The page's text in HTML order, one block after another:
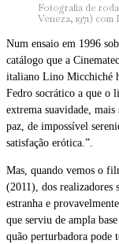
Fotografia de
Veneza, 1971)
Num ensaio em 1996
catálogo que a
italiano Lino Micchiché
Fedro socrático a que o
extrema suavidade,
paz, de impossível
satisfação erótica.”.
Mas, quando vemos o
(2011), dos
estranha e
que serviu de ampla
quão perturbadora pode